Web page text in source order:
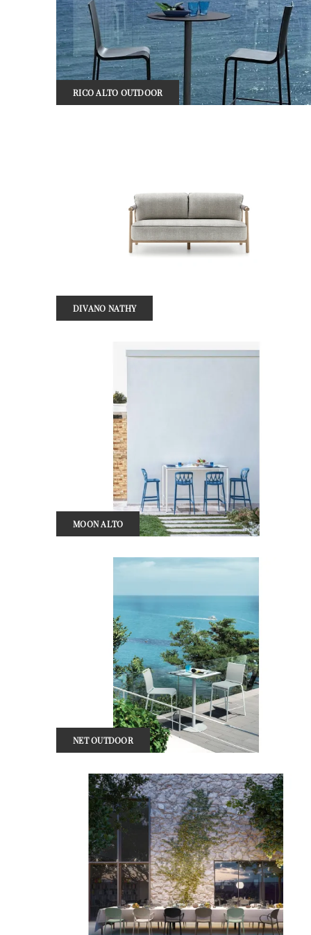
RICO ALTO OUTDOOR
DIVANO NATHY
MOON ALTO
NET OUTDOOR